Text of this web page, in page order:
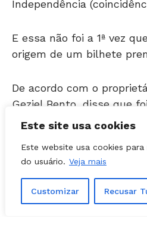
Este site usa cookies
Este website usa cookies para
do usuário. Veja mais
Customizar Recusar
origem de um bilhete
Geziel Bento, disse que foi
último milionário saiu de
ocasião.
Como anuncia uma faixa
estabelecimento, “saiu